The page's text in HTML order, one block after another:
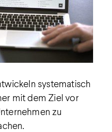
systematisch
mit dem Ziel vor
zu